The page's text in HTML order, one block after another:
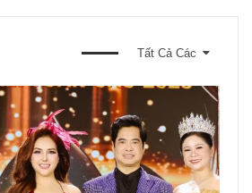
Tất Cả Các